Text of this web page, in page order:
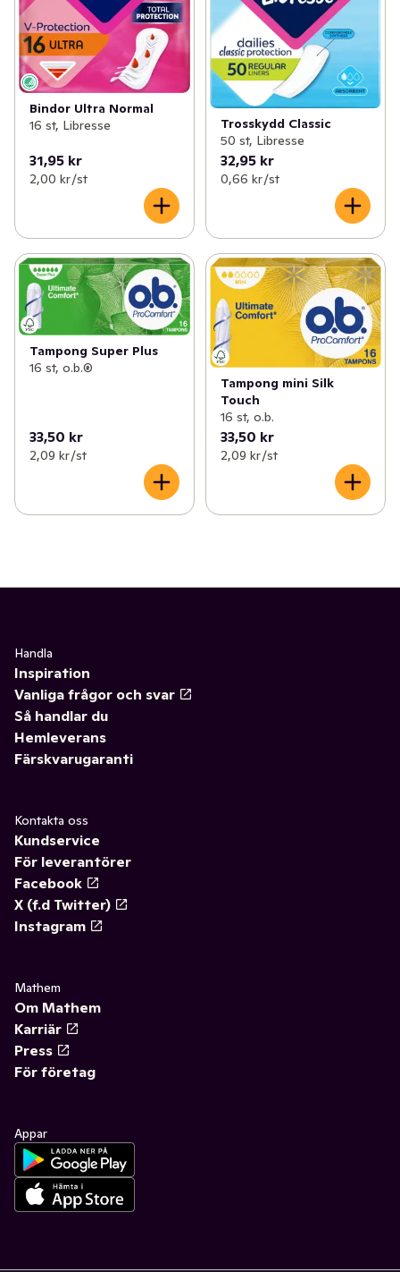
Bindor Ultra Normal
16 st, Libresse
31,95 kr
2,00 kr /st
Trosskydd Classic
50 st, Libresse
32,95 kr
0,66 kr /st
Tampong Super Plus
16 st, o.b.®
33,50 kr
2,09 kr /st
Tampong mini Silk
Touch
16 st, o.b.
33,50 kr
2,09 kr /st
Handla
Inspiration
Vanliga frågor och svar
Så handlar du
Hemleverans
Färskvarugaranti
Kontakta oss
Kundservice
För leverantörer
Facebook
X (f.d Twitter)
Instagram
Mathem
Om Mathem
Karriär
Press
För företag
Appar